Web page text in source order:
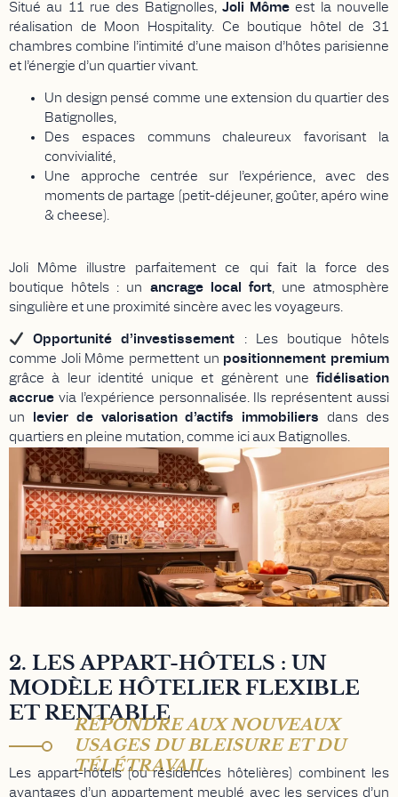
Situé au 11 rue des Batignolles, Joli Môme est la nouvelle
réalisation de Moon Hospitality. Ce boutique hôtel de 31
chambres combine l’intimité d’une maison d’hôtes parisienne
et l’énergie d’un quartier vivant.
Un design pensé comme une extension du quartier des
Batignolles,
Des espaces communs chaleureux favorisant la
convivialité,
Une approche centrée sur l’expérience, avec des
moments de partage (petit-déjeuner, goûter, apéro wine
& cheese).
Joli Môme illustre parfaitement ce qui fait la force des
boutique hôtels : un ancrage local fort, une atmosphère
singulière et une proximité sincère avec les voyageurs.
Opportunité d’investissement : Les boutique hôtels
comme Joli Môme permettent un positionnement premium
grâce à leur identité unique et génèrent une fidélisation
accrue via l’expérience personnalisée. Ils représentent aussi
un
levier de valorisation d’actifs immobiliers dans des
quartiers en pleine mutation, comme ici aux Batignolles.
2. LES APPART-HÔTELS : UN
MODÈLE HÔTELIER FLEXIBLE
ET RENTABLE
RÉPONDRE AUX NOUVEAUX
USAGES DU BLEISURE ET DU
TÉLÉTRAVAIL
Les appart-hôtels (ou résidences hôtelières) combinent les
avantages d’un appartement meublé avec les services d’un